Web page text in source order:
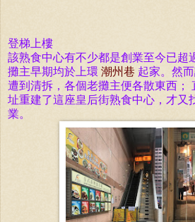
登梯上樓
該熟食中心有不少都是創業至今已超
攤主早期均於上環 潮州巷 起家。然
遭到清拆， 各個老攤主便各散東西；
址重建了這座皇后街熟食中心，才又
業。